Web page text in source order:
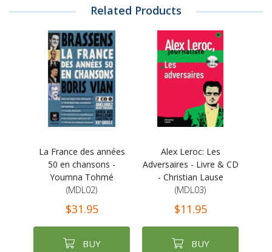
Related Products
La France des années
50 en chansons -
Youmna Tohmé
(MDL02)
$31.95
BUY
Alex Leroc: Les
Adversaires - Livre & CD
- Christian Lause
(MDL03)
$11.95
BUY